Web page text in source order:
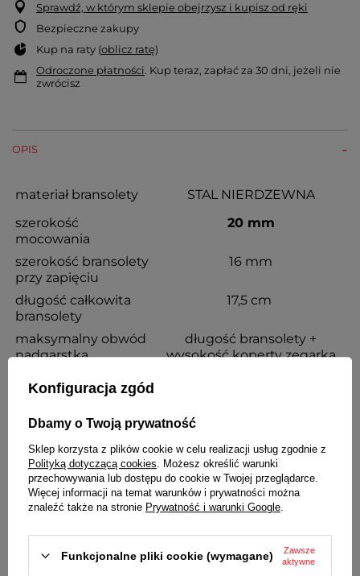
Sprawdź, w którym sklepie obejrzysz i kupisz od ręki
Bezpieczne zakupy
Kup na raty (oblicz ratę)
Odroczone płatności. Kup teraz, zapłać za 30 dni, jeżeli nie
zwrócisz
OPIS
materiał bransolety
STAL NIERDZEWNA
szerokość
mocowania
20 mm
szerokość bransolety
przy zapięciu
16 mm
długość całkowita
bransolety
17,5 cm
maksymalny obwód
nadgarstka
długość bransolety +
wysokość koperty zegarka
rodzaj zapięcia
zabezpieczeniem
grubość
3 mm
Wraz z bransoletą otrzymasz:
dowód zakupu - paragon lub fakturę VAT
komplet teleskopów
Konfiguracja zgód
Dbamy o Twoją prywatność
Sklep korzysta z plików cookie w celu realizacji usług zgodnie z
Polityką dotyczącą cookies . Możesz określić warunki
przechowywania lub dostępu do cookie w Twojej przeglądarce.
Więcej informacji na temat warunków i prywatności można
znaleźć także na stronie Prywatność i warunki Google
Funkcjonalne pliki cookie (wymagane)
Zawsze
aktywne